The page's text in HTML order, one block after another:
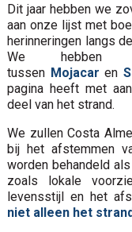
Dit jaar hebben we
aan onze lijst met
herinneringen langs
We hebben
tussen Mojacar en
pagina heeft met
deel van het strand.
We zullen Costa
bij het afstemmen
worden behandeld
zoals lokale
levensstijl en het
niet alleen het